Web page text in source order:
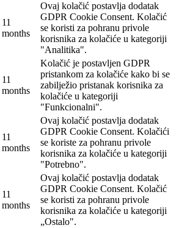
11
months
Ovaj kolačić postavlja dodatak
GDPR Cookie Consent. Kolačić
se koristi za pohranu privole
korisnika za kolačiće u kategoriji
"Analitika".
11
months
Kolačić je postavljen GDPR
pristankom za kolačiće kako bi se
zabilježio pristanak korisnika za
kolačiće u kategoriji
"Funkcionalni".
11
months
Ovaj kolačić postavlja dodatak
GDPR Cookie Consent. Kolačići
se koriste za pohranu privole
korisnika za kolačiće u kategoriji
"Potrebno".
11
months
Ovaj kolačić postavlja dodatak
GDPR Cookie Consent. Kolačić
se koristi za pohranu privole
korisnika za kolačiće u kategoriji
„Ostalo".